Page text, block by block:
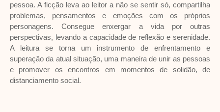
pessoa. A ficção leva ao leitor a não se sentir só, compartilha
problemas, pensamentos e emoções com os próprios
personagens. Consegue enxergar a vida por outras
perspectivas, levando a capacidade de reflexão e serenidade.
A leitura se torna um instrumento de enfrentamento e
superação da atual situação, uma maneira de unir as pessoas
e promover os encontros em momentos de solidão, de
distanciamento social.